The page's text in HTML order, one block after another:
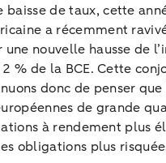
baisse de taux, cette
a récemment
nouvelle hausse de
% de la BCE. Cette
donc de penser
de grande
à rendement
obligations plus